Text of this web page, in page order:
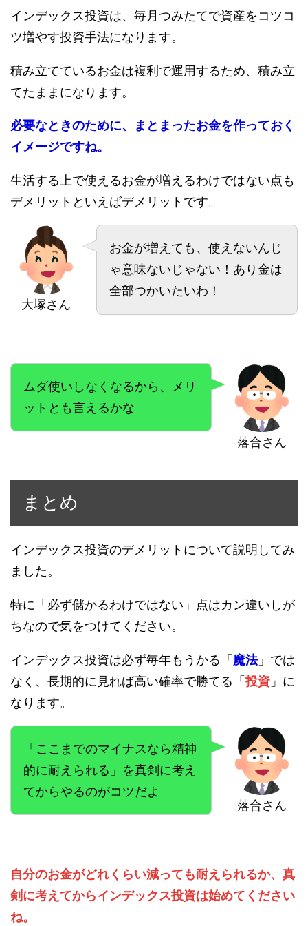
インデックス投資は、毎月つみたてで資産をコツコ
ツ増やす投資手法になります。
積み立てているお金は複利で運用するため、積み立
てたままになります。
必要なときのために、まとまったお金を作っておく
イメージですね。
生活する上で使えるお金が増えるわけではない点も
デメリットといえばデメリットです。
大塚さん
お金が増えても、使えないんじ
ゃ意味ないじゃない！あり金は
全部つかいたいわ！
落合さん
ムダ使いしなくなるから、メリ
ットとも言えるかな
まとめ
インデックス投資のデメリットについて説明してみ
ました。
特に「必ず儲かるわけではない」点はカン違いしが
ちなので気をつけてください。
インデックス投資は必ず毎年もうかる「 魔法」では
なく、長期的に見れば高い確率で勝てる「 投資 」に
なります。
落合さん
「ここまでのマイナスなら精神
的に耐えられる」を真剣に考え
てからやるのがコツだよ
自分のお金がどれくらい減っても耐えられるか、真
剣に考えてからインデックス投資は始めてください
ね。